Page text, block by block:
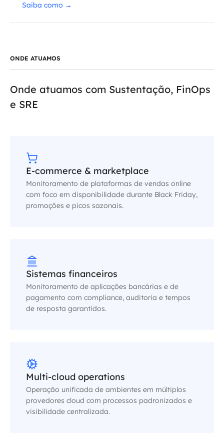
Saiba como →
ONDE ATUAMOS
Onde atuamos com Sustentação, FinOps
e SRE
E-commerce & marketplace
Monitoramento de plataformas de vendas online
com foco em disponibilidade durante Black Friday,
promoções e picos sazonais.
Sistemas financeiros
Monitoramento de aplicações bancárias e de
pagamento com compliance, auditoria e tempos
de resposta garantidos.
Multi-cloud operations
Operação unificada de ambientes em múltiplos
provedores cloud com processos padronizados e
visibilidade centralizada.